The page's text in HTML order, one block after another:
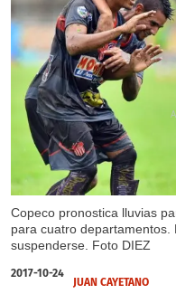
Copeco pronostica lluvias
para cuatro
suspenderse. Foto DIEZ
2017-10-24
JUAN CAYETANO